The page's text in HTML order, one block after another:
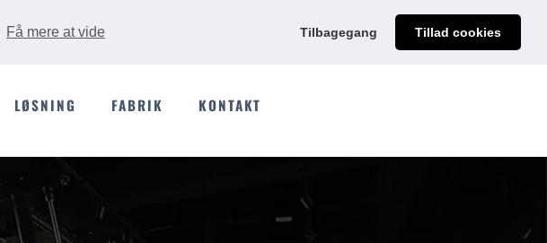
Få mere at vide Tilbagegang Tillad cookies
Få et uforpligtende tilbud skræddersyet til dig
LØSNING FABRIK KONTAKT